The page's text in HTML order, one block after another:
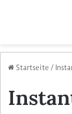
Startseite /